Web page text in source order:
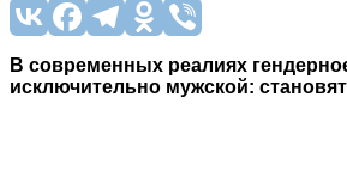
В современных реалиях
исключительно мужской: